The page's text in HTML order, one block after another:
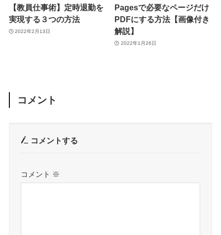
【教員仕事術】定時退勤を
実現する３つの方法
2022年2月13日
Pagesで必要なページだけ
PDFにする方法【画像付き
解説】
2022年1月26日
コメント
コメントする
コメント ※